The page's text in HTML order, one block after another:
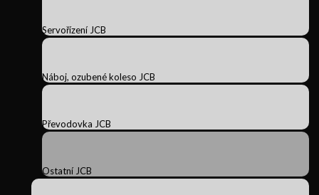
Servořízení JCB
Náboj, ozubené koleso JCB
Převodovka JCB
Ostatní JCB